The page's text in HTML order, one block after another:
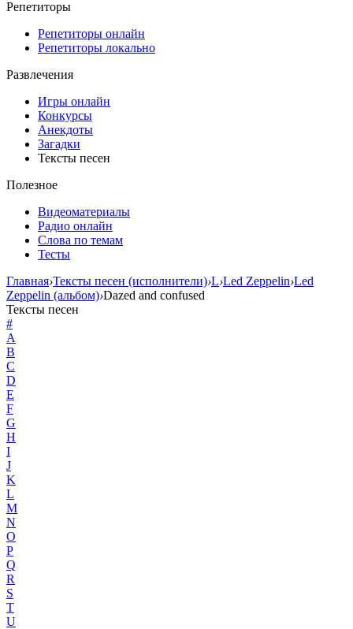
Репетиторы
Репетиторы онлайн
Репетиторы локально
Развлечения
Игры онлайн
Конкурсы
Анекдоты
Загадки
Тексты песен
Полезное
Видеоматериалы
Радио онлайн
Слова по темам
Тесты
Главная›Тексты песен (исполнители)›L›Led Zeppelin›Led
Zeppelin (альбом)›Dazed and confused
Тексты песен
#
A
B
C
D
E
F
G
H
I
J
K
L
M
N
O
P
Q
R
S
T
U